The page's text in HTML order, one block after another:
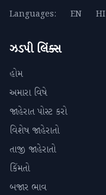
Languages: EN HI
ઝડપી લિંક્સ
હોમ
અમારા વિષે
જાહેરાત પોસ્ટ કરો
વિશેષ જાહેરાતો
તાજી જાહેરાતો
કિંમતો
બજાર ભાવ